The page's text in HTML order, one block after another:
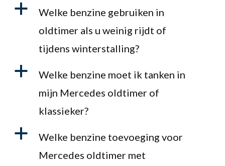
a
Welke benzine gebruiken in
oldtimer als u weinig rijdt of
tijdens winterstalling?
a
Welke benzine moet ik tanken in
mijn Mercedes oldtimer of
klassieker?
a
Welke benzine toevoeging voor
Mercedes oldtimer met